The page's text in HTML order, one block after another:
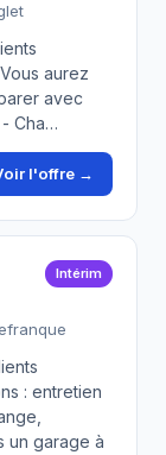
aurez
avec
Cha…
l'offre →
Intérim
: entretien
un garage à